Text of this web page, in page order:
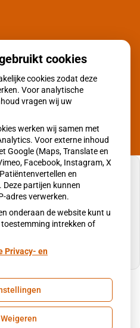
13:00 zijn wij in verband met
voor spoedgevallen.
gegeven voor
nodig is om dit te zien.
wijzigen
cookies
cookies zodat deze
Voor analytische
vragen wij uw
werken wij samen met
Voor externe inhoud
Google (Maps, Translate en
Facebook, Instagram, X
en
partijen kunnen
adres verwerken.
onderaan de website kunt u
intrekken of
Privacy- en
Weigeren